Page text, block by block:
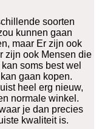
soorten
kunnen gaan
maar Er zijn ook
zijn ook Mensen die
soms best wel
gaan kopen.
heel erg nieuw,
normale winkel.
je dan precies
kwaliteit is.